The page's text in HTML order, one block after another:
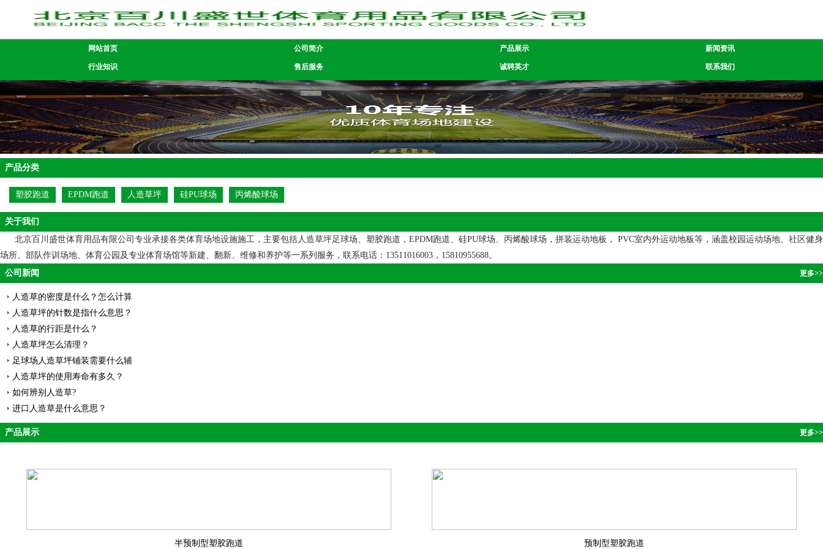
网站首页 公司简介 产品展示 新闻资讯
行业知识 售后服务 诚聘英才 联系我们
产品分类
塑胶跑道 EPDM跑道 人造草坪 硅PU球场 丙烯酸球场
关于我们
北京百川盛世体育用品有限公司专业承接各类体育场地设施施工，主要包括人造草坪足球场、塑胶跑道，EPDM跑道、硅PU球场、丙烯酸球场，拼装运动地板， PVC室内外运动地板等，涵盖校园运动场地、社区健身
场所、部队作训场地、体育公园及专业体育场馆等新建、翻新、维修和养护等一系列服务，联系电话：13511016003，15810955688。
公司新闻
更多>>
人造草的密度是什么？怎么计算
人造草坪的针数是指什么意思？
人造草的行距是什么？
人造草坪怎么清理？
足球场人造草坪铺装需要什么辅
人造草坪的使用寿命有多久？
如何辨别人造草?
进口人造草是什么意思？
产品展示 更多>>
半预制型塑胶跑道 预制型塑胶跑道